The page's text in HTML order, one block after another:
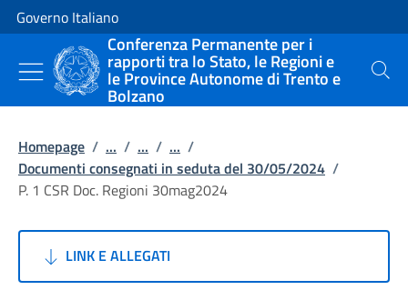
Vai al contenuto
Vai alla navigazione del sito
Governo Italiano
Conferenza Permanente per i
rapporti tra lo Stato, le Regioni e
le Province Autonome di Trento e
Bolzano
Cerca
Homepage / ... / ... / ... /
Documenti consegnati in seduta del 30/05/2024 /
P. 1 CSR Doc. Regioni 30mag2024
LINK E ALLEGATI